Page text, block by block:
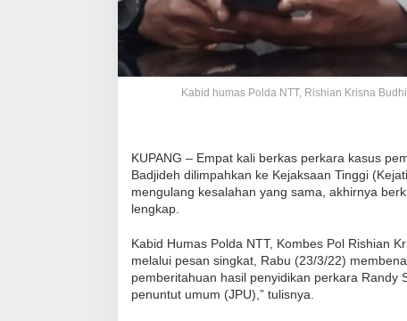
Kabid humas Polda NTT, Rishian Krisna
KUPANG – Empat kali berkas perkara kasus
Badjideh dilimpahkan ke Kejaksaan Tinggi
mengulang kesalahan yang sama, akhirnya
lengkap.
Kabid Humas Polda NTT, Kombes Pol Rishian
melalui pesan singkat, Rabu (23/3/22)
pemberitahuan hasil penyidikan perkara Randy
penuntut umum (JPU),” tulisnya.